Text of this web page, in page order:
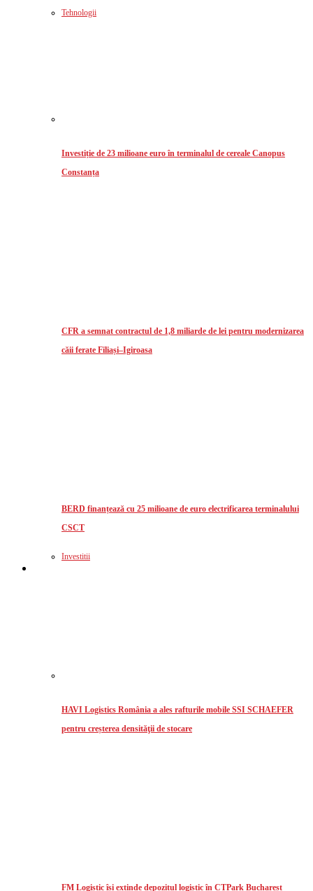
Tehnologii
Investiție de 23 milioane euro în terminalul de cereale Canopus
Constanța
CFR a semnat contractul de 1,8 miliarde de lei pentru modernizarea
căii ferate Filiași–Igiroasa
BERD finanțează cu 25 milioane de euro electrificarea terminalului
CSCT
Investitii
HAVI Logistics România a ales rafturile mobile SSI SCHAEFER
pentru creșterea densităţii de stocare
FM Logistic își extinde depozitul logistic în CTPark Bucharest